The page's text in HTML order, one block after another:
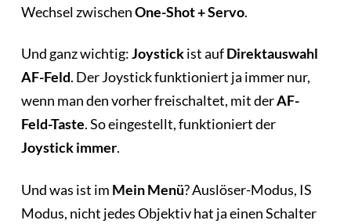
Wechsel zwischenOne-Shot + Servo.
Und ganz wichtig:Joystickist aufDirektauswahl
AF-Feld. Der Joystick funktioniert ja immer nur,
wenn man den vorher freischaltet, mit derAF-
Feld-Taste. So eingestellt, funktioniert der
Joystickimmer.
Und was ist im Mein Menü? Auslöser-Modus, IS
Modus, nicht jedes Objektiv hat ja einen Schalter